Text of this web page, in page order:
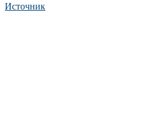
Источник